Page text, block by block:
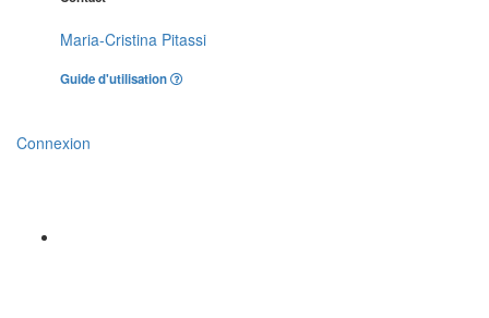
Maria-Cristina Pitassi
Guide d'utilisation
Connexion